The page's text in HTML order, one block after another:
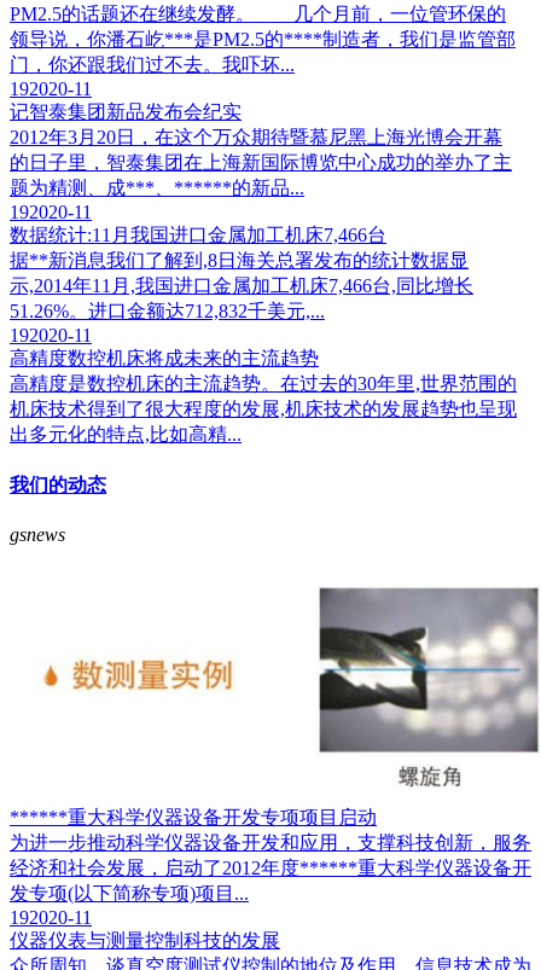
PM2.5的话题还在继续发酵。 几个月前，一位管环保的
领导说，你潘石屹***是PM2.5的****制造者，我们是监管部
门，你还跟我们过不去。我吓坏...
192020-11
记智泰集团新品发布会纪实
2012年3月20日，在这个万众期待暨慕尼黑上海光博会开幕
的日子里，智泰集团在上海新国际博览中心成功的举办了主
题为精测、成***、******的新品...
192020-11
数据统计:11月我国进口金属加工机床7,466台
据**新消息我们了解到,8日海关总署发布的统计数据显
示,2014年11月,我国进口金属加工机床7,466台,同比增长
51.26%。进口金额达712,832千美元,...
192020-11
高精度数控机床将成未来的主流趋势
高精度是数控机床的主流趋势。在过去的30年里,世界范围的
机床技术得到了很大程度的发展,机床技术的发展趋势也呈现
出多元化的特点,比如高精...
我们的动态
gsnews
******重大科学仪器设备开发专项项目启动
为进一步推动科学仪器设备开发和应用，支撑科技创新，服务
经济和社会发展，启动了2012年度******重大科学仪器设备开
发专项(以下简称专项)项目...
192020-11
仪器仪表与测量控制科技的发展
众所周知，谈真空度测试仪控制的地位及作用，信息技术成为